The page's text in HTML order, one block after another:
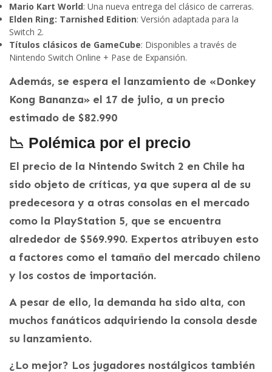
Mario Kart World: Una nueva entrega del clásico de carreras.
Elden Ring: Tarnished Edition: Versión adaptada para la
Switch 2.
Títulos clásicos de GameCube: Disponibles a través de
Nintendo Switch Online + Pase de Expansión.
Además, se espera el lanzamiento de «Donkey
Kong Bananza» el 17 de julio, a un precio
estimado de $82.990
📉 Polémica por el precio
El precio de la Nintendo Switch 2 en Chile ha
sido objeto de críticas, ya que supera al de su
predecesora y a otras consolas en el mercado
como la PlayStation 5, que se encuentra
alrededor de $569.990. Expertos atribuyen esto
a factores como el tamaño del mercado chileno
y los costos de importación.
A pesar de ello, la demanda ha sido alta, con
muchos fanáticos adquiriendo la consola desde
su lanzamiento.
¿Lo mejor? Los jugadores nostálgicos también